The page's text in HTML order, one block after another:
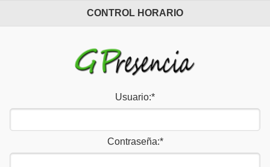
CONTROL HORARIO
Usuario:*
Contraseña:*